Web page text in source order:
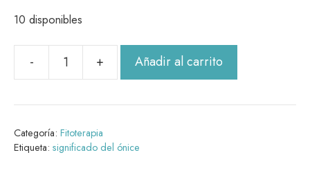
10 disponibles
Pulmonaria
gr
Añadir al carrito
Categoría: Fitoterapia
Etiqueta: significado del ónice